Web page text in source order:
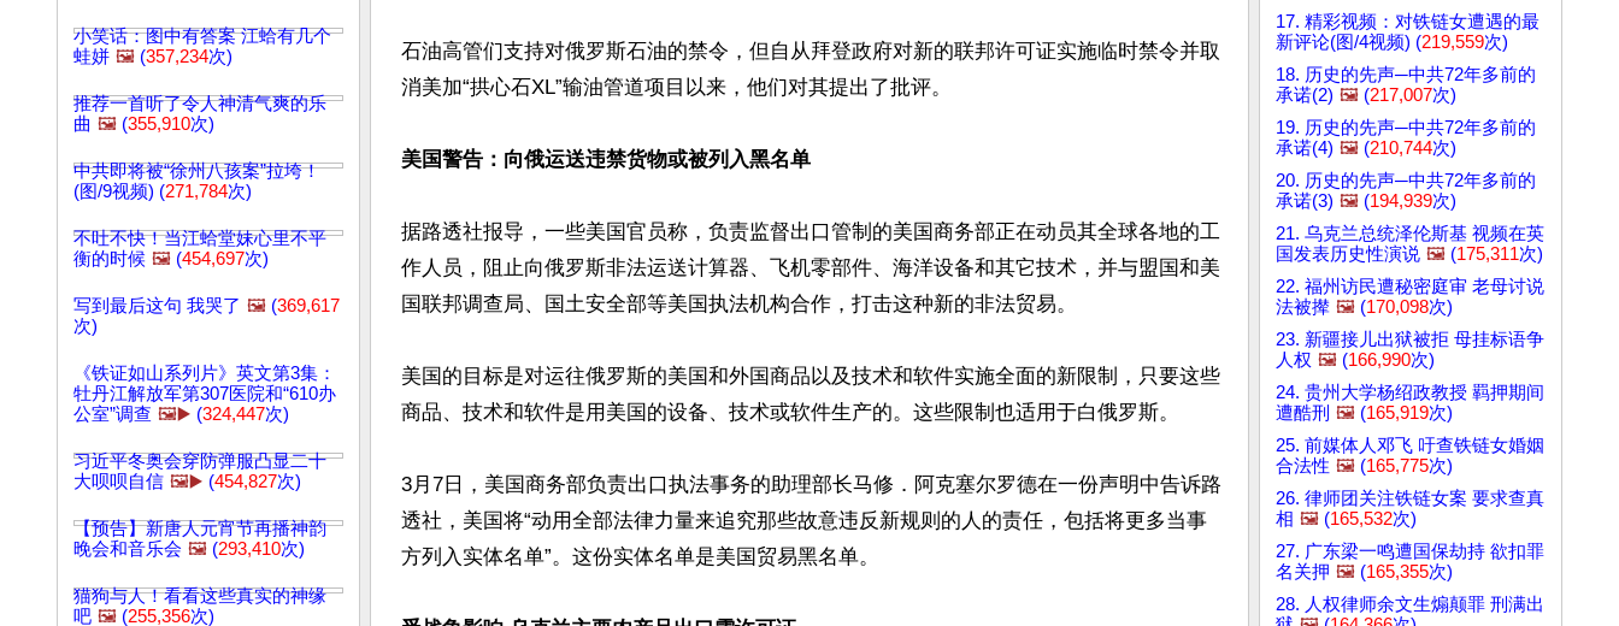
小笑话：图中有答案 江蛤有几个
蛙姘 🖼️ (357,234次)
推荐一首听了令人神清气爽的乐
曲 🖼️ (355,910次)
中共即将被“徐州八孩案”拉垮！
(图/9视频) (271,784次)
不吐不快！当江蛤堂妹心里不平
衡的时候 🖼️ (454,697次)
写到最后这句 我哭了 🖼️ (369,617
次)
《铁证如山系列片》英文第3集：
牡丹江解放军第307医院和“610办
公室”调查 🖼️▶️ (324,447次)
习近平冬奥会穿防弹服凸显二十
大呗呗自信 🖼️▶️ (454,827次)
【预告】新唐人元宵节再播神韵
晚会和音乐会 🖼️ (293,410次)
猫狗与人！看看这些真实的神缘
吧 🖼️ (255,356次)
石油高管们支持对俄罗斯石油的禁令，但自从拜登政府对新的联邦许可证实施临时禁令并取
消美加“拱心石XL”输油管道项目以来，他们对其提出了批评。
美国警告：向俄运送违禁货物或被列入黑名单
据路透社报导，一些美国官员称，负责监督出口管制的美国商务部正在动员其全球各地的工
作人员，阻止向俄罗斯非法运送计算器、飞机零部件、海洋设备和其它技术，并与盟国和美
国联邦调查局、国土安全部等美国执法机构合作，打击这种新的非法贸易。
美国的目标是对运往俄罗斯的美国和外国商品以及技术和软件实施全面的新限制，只要这些
商品、技术和软件是用美国的设备、技术或软件生产的。这些限制也适用于白俄罗斯。
3月7日，美国商务部负责出口执法事务的助理部长马修．阿克塞尔罗德在一份声明中告诉路
透社，美国将“动用全部法律力量来追究那些故意违反新规则的人的责任，包括将更多当事
方列入实体名单”。这份实体名单是美国贸易黑名单。
17. 精彩视频：对铁链女遭遇的最
新评论(图/4视频) (219,559次)
18. 历史的先声─中共72年多前的
承诺(2) 🖼️ (217,007次)
19. 历史的先声─中共72年多前的
承诺(4) 🖼️ (210,744次)
20. 历史的先声─中共72年多前的
承诺(3) 🖼️ (194,939次)
21. 乌克兰总统泽伦斯基 视频在英
国发表历史性演说 🖼️ (175,311次)
22. 福州访民遭秘密庭审 老母讨说
法被撵 🖼️ (170,098次)
23. 新疆接儿出狱被拒 母挂标语争
人权 🖼️ (166,990次)
24. 贵州大学杨绍政教授 羁押期间
遭酷刑 🖼️ (165,919次)
25. 前媒体人邓飞 吁查铁链女婚姻
合法性 🖼️ (165,775次)
26. 律师团关注铁链女案 要求查真
相 🖼️ (165,532次)
27. 广东梁一鸣遭国保劫持 欲扣罪
名关押 🖼️ (165,355次)
28. 人权律师余文生煽颠罪 刑满出